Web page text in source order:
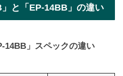
と「EP-14BB」の違い
14BB」スペックの違い